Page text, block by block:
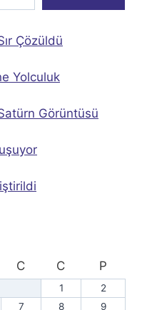
Çözüldü
Yolculuk
Görüntüsü
C C P
1
2
7 8
9